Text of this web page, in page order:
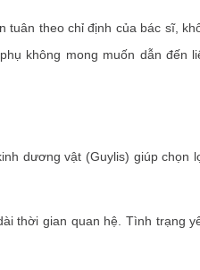
theo chỉ định của bác sĩ,
không mong muốn dẫn đến
dương vật (Guylis) giúp chọn
gian quan hệ. Tình trạng